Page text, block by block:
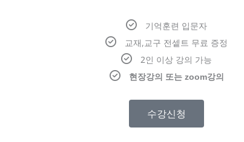
기억훈련 입문자
교재,교구 전셑트 무료 증정
2인 이상 강의 가능
현장강의 또는 zoom강의
수강신청